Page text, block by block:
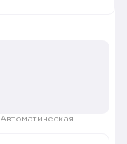
Автоматическая